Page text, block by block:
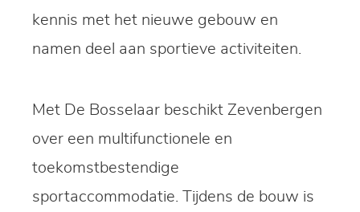
kennis met het nieuwe gebouw en
namen deel aan sportieve activiteiten.
Met De Bosselaar beschikt Zevenbergen
over een multifunctionele en
toekomstbestendige
sportaccommodatie. Tijdens de bouw is